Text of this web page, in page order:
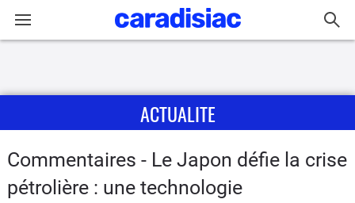
Actu
Essais
ACTUALITE
Commentaires - Le Japon défie la crise
pétrolière : une technologie